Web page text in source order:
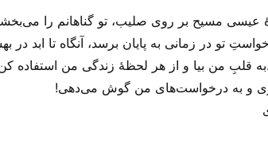
عیسی مسیح بر روی صلیب، تو گناهانم را
تو در زمانی به پایان برسد، آنگاه تا ابد در
قلبِ من بیا و از هر لحظهٔ زندگی من استفاده
و به درخواست‌های من گوش می‌‌دهی!